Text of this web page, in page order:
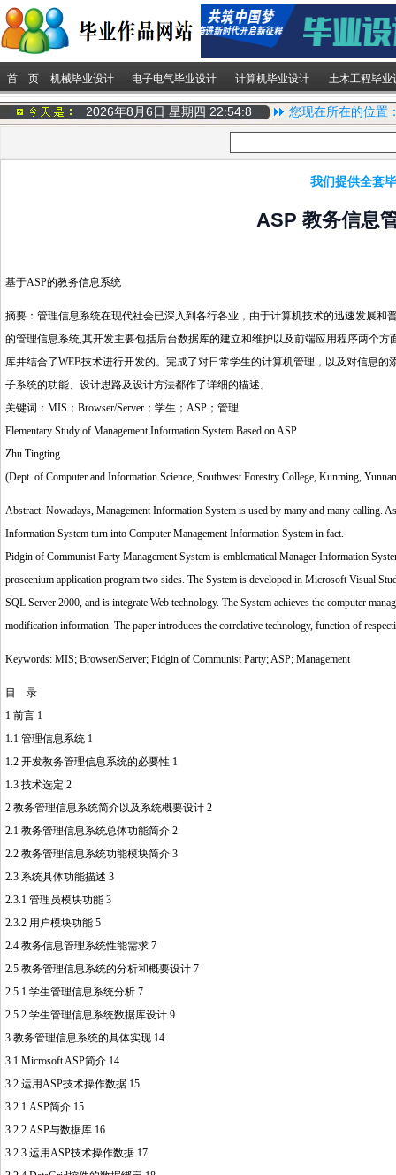
首 页 机械毕业设计 电子电气毕业设计 计算机毕业设计 土木工程毕业
2026年8月6日 星期四 22:54:8 您现在所在的位置
我们提供全套
ASP 教务信息
基于ASP的教务信息系统
摘要：管理信息系统在现代社会已深入到各行各业，由于计算机技术的迅速发展
的管理信息系统,其开发主要包括后台数据库的建立和维护以及前端应用程序两个方
库并结合了WEB技术进行开发的。完成了对日常学生的计算机管理，以及对信息
子系统的功能、设计思路及设计方法都作了详细的描述。
关键词：MIS；Browser/Server；学生；ASP；管理
Elementary Study of Management Information System Based on ASP
Zhu Tingting
(Dept. of Computer and Information Science, Southwest Forestry College, Kunming,
Abstract: Nowadays, Management Information System is used by many and many calling.
Information System turn into Computer Management Information System in fact.
Pidgin of Communist Party Management System is emblematical Manager Information
proscenium application program two sides. The System is developed in Microsoft Visual
SQL Server 2000, and is integrate Web technology. The System achieves the computer
modification information. The paper introduces the correlative technology, function of
Keywords: MIS; Browser/Server; Pidgin of Communist Party; ASP; Management
目 录
1 前言 1
1.1 管理信息系统 1
1.2 开发教务管理信息系统的必要性 1
1.3 技术选定 2
2 教务管理信息系统简介以及系统概要设计 2
2.1 教务管理信息系统总体功能简介 2
2.2 教务管理信息系统功能模块简介 3
2.3 系统具体功能描述 3
2.3.1 管理员模块功能 3
2.3.2 用户模块功能 5
2.4 教务信息管理系统性能需求 7
2.5 教务管理信息系统的分析和概要设计 7
2.5.1 学生管理信息系统分析 7
2.5.2 学生管理信息系统数据库设计 9
3 教务管理信息系统的具体实现 14
3.1 Microsoft ASP简介 14
3.2 运用ASP技术操作数据 15
3.2.1 ASP简介 15
3.2.2 ASP与数据库 16
3.2.3 运用ASP技术操作数据 17